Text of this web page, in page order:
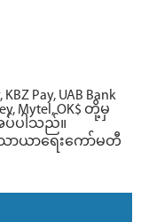
Pay, UAB Bank
Mytel, OK$ တို့မှ
ပ်ပါသည်။
ာယာရေးကော်မတီ